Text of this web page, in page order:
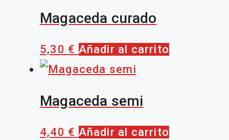
Magaceda curado
5,30 € Añadir al carrito
Magaceda semi
4,40 € Añadir al carrito